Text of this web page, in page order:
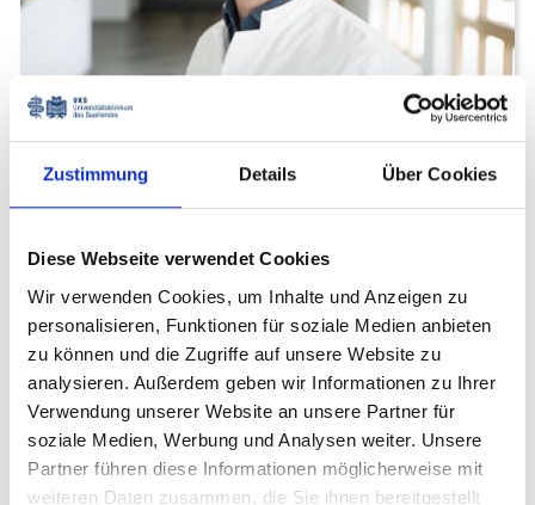
Zustimmung Details Über Cookies
Diese Webseite verwendet Cookies
Wir verwenden Cookies, um Inhalte und Anzeigen zu
personalisieren, Funktionen für soziale Medien anbieten
zu können und die Zugriffe auf unsere Website zu
analysieren. Außerdem geben wir Informationen zu Ihrer
Verwendung unserer Website an unsere Partner für
soziale Medien, Werbung und Analysen weiter. Unsere
Partner führen diese Informationen möglicherweise mit
weiteren Daten zusammen, die Sie ihnen bereitgestellt
Prof. Dr.
Onkologie & Hämatologie
Pädiatrische Onkologie und Hämatologie
Profil